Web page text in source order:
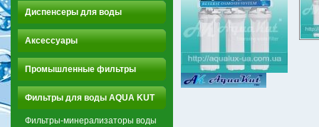
Диспенсеры для воды
Аксессуары
Промышленные фильтры
Фильтры для воды AQUA KUT
Фильтры-минерализаторы воды